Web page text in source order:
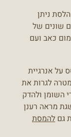
ניתן
שונים של
כאב ועם
על אנרגיית
לגרות את
השומן ולהדק
מראה רענן
גם להמסת